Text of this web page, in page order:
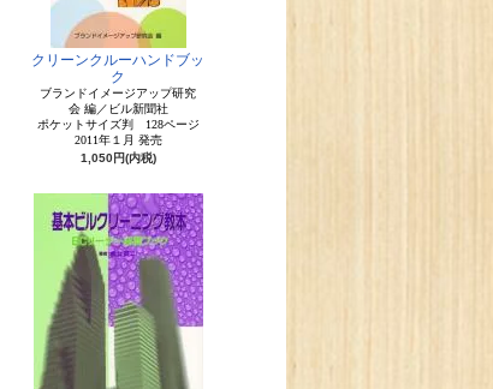
クリーンクルーハンドブッ
ク
ブランドイメージアップ研究
会 編／ビル新聞社
ポケットサイズ判 128ページ
2011年１月 発売
1,050円(内税)